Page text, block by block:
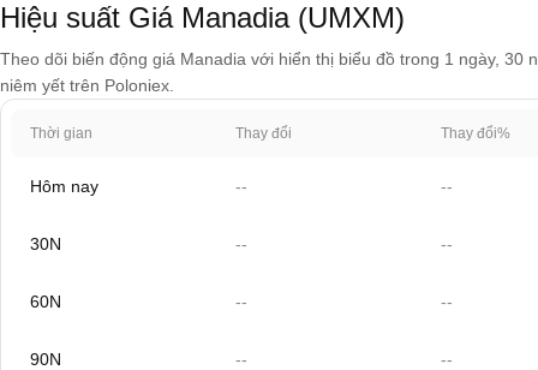
Hiệu suất Giá Manadia (UMXM)
Theo dõi biến động giá Manadia với hiển thị biểu đồ trong 1 ngày,
niêm yết trên Poloniex.
Thời gian Thay đổi Thay đổi%
Hôm nay -- --
30N -- --
60N -- --
90N -- --